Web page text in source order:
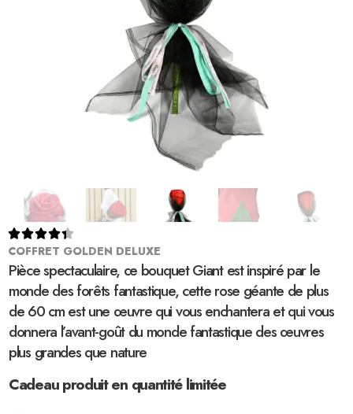

COFFRET GOLDEN DELUXE
Pièce spectaculaire, ce bouquet Giant est inspiré par le
monde des forêts fantastique, cette rose géante de plus
de 60 cm est une œuvre qui vous enchantera et qui vous
donnera l’avant-goût du monde fantastique des œuvres
plus grandes que nature
Cadeau produit en quantité limitée